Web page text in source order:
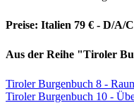
Preise: Italien 79 € - D/A/
Aus der Reihe "Tiroler
Tiroler Burgenbuch 8 -
Tiroler Burgenbuch 10 -